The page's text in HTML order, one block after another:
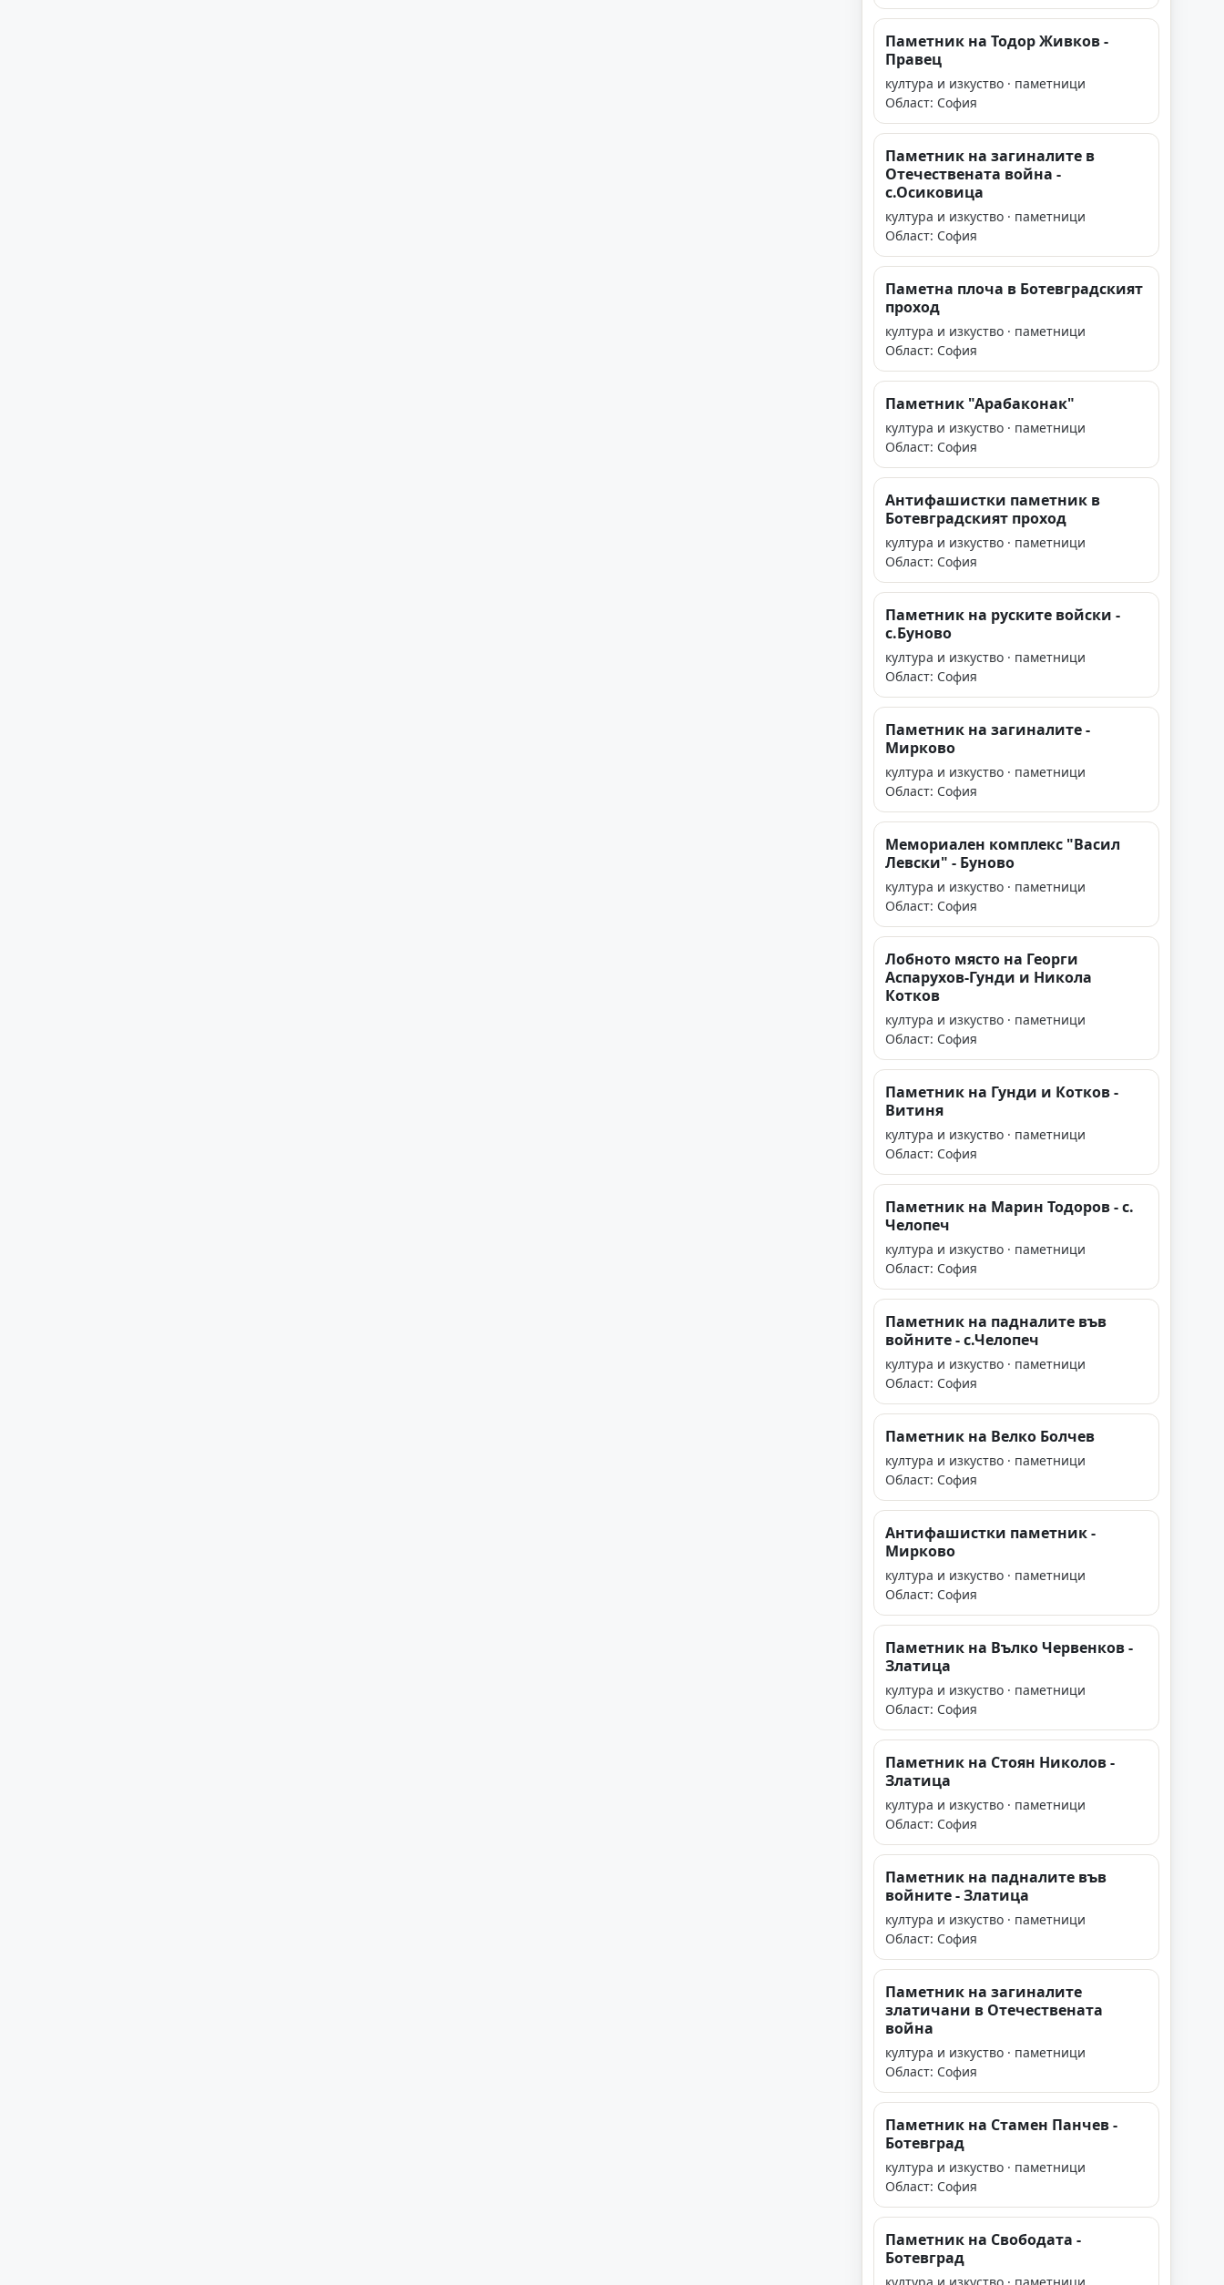
Паметник на Тодор Живков -
Правец
култура и изкуство · паметници
Област: София
Паметник на загиналите в
Отечествената война -
с.Осиковица
култура и изкуство · паметници
Област: София
Паметна плоча в Ботевградският
проход
култура и изкуство · паметници
Област: София
Паметник "Арабаконак"
култура и изкуство · паметници
Област: София
Антифашистки паметник в
Ботевградският проход
култура и изкуство · паметници
Област: София
Паметник на руските войски -
с.Буново
култура и изкуство · паметници
Област: София
Паметник на загиналите -
Мирково
култура и изкуство · паметници
Област: София
Мемориален комплекс "Васил
Левски" - Буново
култура и изкуство · паметници
Област: София
Лобното място на Георги
Аспарухов-Гунди и Никола
Котков
култура и изкуство · паметници
Област: София
Паметник на Гунди и Котков -
Витиня
култура и изкуство · паметници
Област: София
Паметник на Марин Тодоров - с.
Челопеч
култура и изкуство · паметници
Област: София
Паметник на падналите във
войните - с.Челопеч
култура и изкуство · паметници
Област: София
Паметник на Велко Болчев
култура и изкуство · паметници
Област: София
Антифашистки паметник -
Мирково
култура и изкуство · паметници
Област: София
Паметник на Вълко Червенков -
Златица
култура и изкуство · паметници
Област: София
Паметник на Стоян Николов -
Златица
култура и изкуство · паметници
Област: София
Паметник на падналите във
войните - Златица
култура и изкуство · паметници
Област: София
Паметник на загиналите
златичани в Отечествената
война
култура и изкуство · паметници
Област: София
Паметник на Стамен Панчев -
Ботевград
култура и изкуство · паметници
Област: София
Паметник на Свободата -
Ботевград